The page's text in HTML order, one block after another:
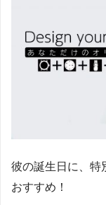
彼の誕生日に、特
おすすめ！